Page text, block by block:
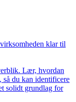
klar til
Lær, hvordan
du kan identificere
solidt grundlag for